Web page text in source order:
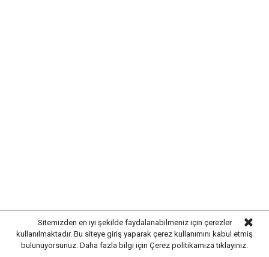
yoğunlaştırıldı.
Sitemizden en iyi şekilde faydalanabilmeniz için çerezler
kullanılmaktadır. Bu siteye giriş yaparak çerez kullanımını kabul etmiş
bulunuyorsunuz. Daha fazla bilgi için Çerez politikamıza tıklayınız.